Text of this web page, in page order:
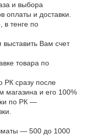
и выбора
оплаты и доставки.
в тенге по
Вам счет
товара по
сразу после
магазина и его 100%
по РК —
— 500 до 1000